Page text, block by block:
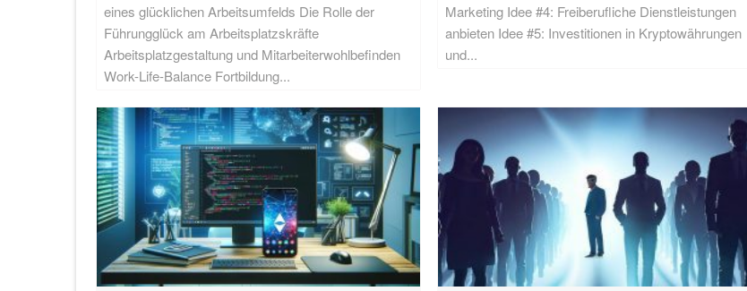
eines glücklichen Arbeitsumfelds Die Rolle der
Führungglück am Arbeitsplatzskräfte
Arbeitsplatzgestaltung und Mitarbeiterwohlbefinden
Work-Life-Balance Fortbildung...
Marketing Idee #4: Freiberufliche Dienstleistungen
anbieten Idee #5: Investitionen in Kryptowährungen
und...